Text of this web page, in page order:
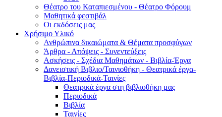
Θέατρο του Καταπιεσμένου - Θέατρο Φόρουμ
Μαθητικά φεστιβάλ
Οι εκδόσεις μας
Χρήσιμο Υλικό
Ανθρώπινα δικαιώματα & Θέματα προσφύγων
Άρθρα - Απόψεις - Συνεντεύξεις
Ασκήσεις - Σχέδια Μαθημάτων - Βιβλία-Έργα
Δανειστική Βιβλιο/Ταινιοθήκη - Θεατρικά έργα-
Βιβλία-Περιοδικά-Ταινίες
Θεατρικά έργα στη βιβλιοθήκη μας
Περιοδικά
Βιβλία
Ταινίες